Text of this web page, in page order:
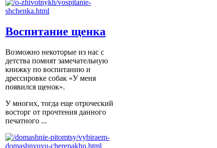
Воспитание щенка
Возможно некоторые из нас с
детства помнят замечательную
книжку по воспитанию и
дрессировке собак «У меня
появился щенок».
У многих, тогда еще отроческий
восторг от прочтения данного
печатного ...